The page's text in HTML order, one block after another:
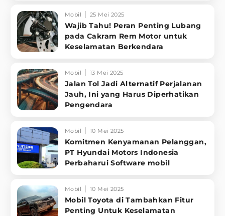
Mobil 25 Mei 2025
Wajib Tahu! Peran Penting Lubang
pada Cakram Rem Motor untuk
Keselamatan Berkendara
Mobil 13 Mei 2025
Jalan Tol Jadi Alternatif Perjalanan
Jauh, Ini yang Harus Diperhatikan
Pengendara
Mobil 10 Mei 2025
Komitmen Kenyamanan Pelanggan,
PT Hyundai Motors Indonesia
Perbaharui Software mobil
Mobil 10 Mei 2025
Mobil Toyota di Tambahkan Fitur
Penting Untuk Keselamatan